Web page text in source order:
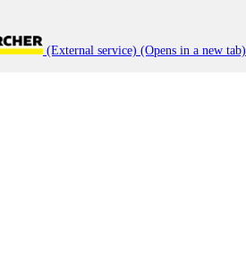
(External service) (Opens in a new tab)